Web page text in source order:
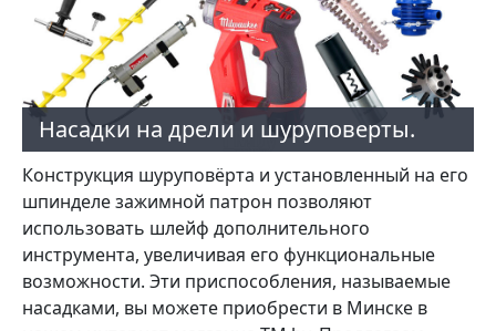
Насадки на дрели и шуруповерты.
Конструкция шуруповёрта и установленный на его
шпинделе зажимной патрон позволяют
использовать шлейф дополнительного
инструмента, увеличивая его функциональные
возможности. Эти приспособления, называемые
насадками, вы можете приобрести в Минске в